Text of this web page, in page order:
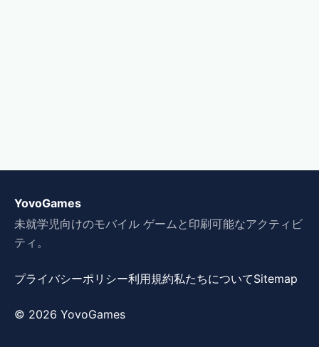
YovoGames
未就学児向けのモバイル ゲームと印刷可能なアクティビ
ティ。
プライバシーポリシー利用規約私たちについてSitemap
© 2026 YovoGames